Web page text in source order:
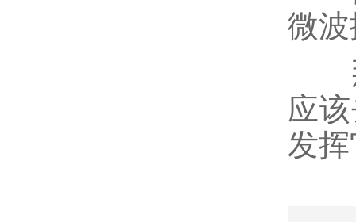
微
那
应
发